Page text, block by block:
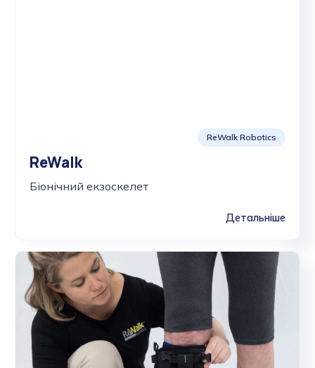
ReWalk Robotics
ReWalk
Біонічний екзоскелет
Детальніше